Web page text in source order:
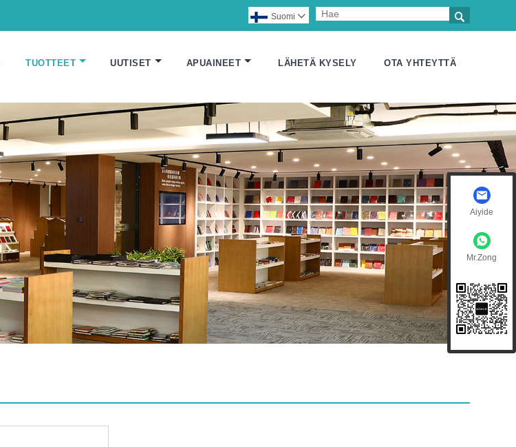

Suomi 
TUOTTEET UUTISET APUAINEET LÄHETÄ KYSELY OTA YHTEYTTÄ
Aiyide
Mr.Zong